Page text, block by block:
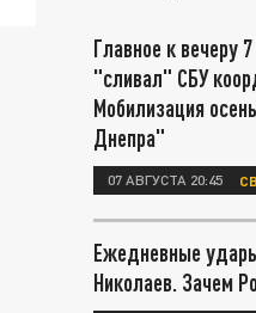
Главное к вечеру
"сливал" СБУ
Мобилизация
Днепра"
07 АВГУСТА 20:45
Ежедневные
Николаев. Зачем